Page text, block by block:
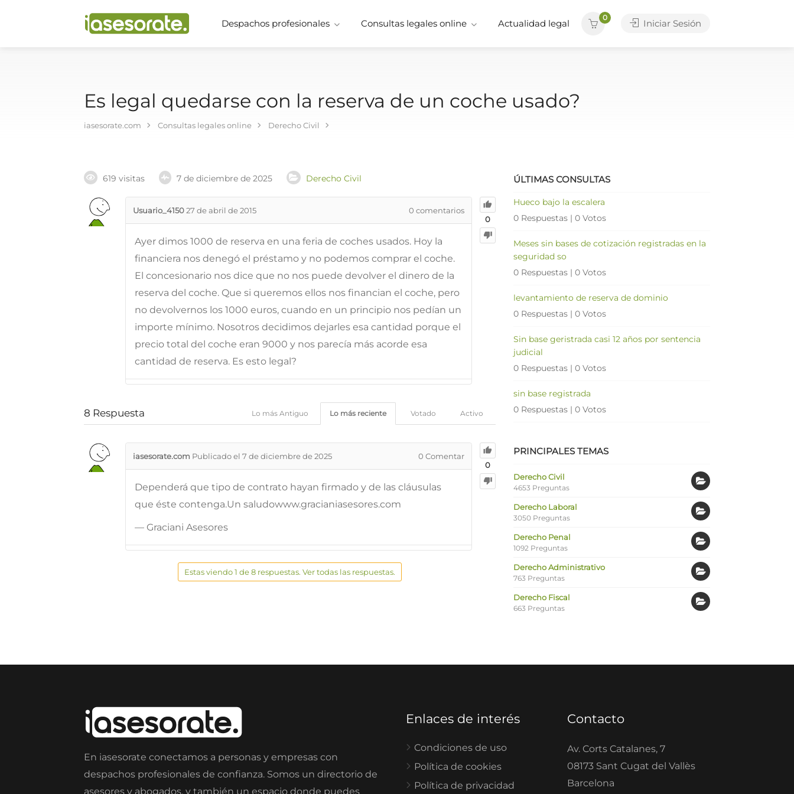
Despachos profesionales Consultas legales online Actualidad legal
0
Iniciar Sesión
Es legal quedarse con la reserva de un coche usado?
iasesorate.com Consultas legales online Derecho Civil
619 visitas 7 de diciembre de 2025 Derecho Civil
0
Usuario_415027 de abril de 2015 0 comentarios
Ayer dimos 1000 de reserva en una feria de coches usados. Hoy la
financiera nos denegó el préstamo y no podemos comprar el coche.
El concesionario nos dice que no nos puede devolver el dinero de la
reserva del coche. Que si queremos ellos nos financian el coche, pero
no devolvernos los 1000 euros, cuando en un principio nos pedían un
importe mínimo. Nosotros decidimos dejarles esa cantidad porque el
precio total del coche eran 9000 y nos parecía más acorde esa
cantidad de reserva. Es esto legal?
8 Respuesta Activo
Votado
Lo más reciente
Lo más Antiguo
0
iasesorate.com Publicado el 7 de diciembre de 2025 0 Comentar
Dependerá que tipo de contrato hayan firmado y de las cláusulas
que éste contenga.Un saludowww.gracianiasesores.com
— Graciani Asesores
Estas viendo 1 de 8 respuestas. Ver todas las respuestas.
ÚLTIMAS CONSULTAS
Hueco bajo la escalera
0 Respuestas | 0 Votos
Meses sin bases de cotización registradas en la
seguridad so
0 Respuestas | 0 Votos
levantamiento de reserva de dominio
0 Respuestas | 0 Votos
Sin base geristrada casi 12 años por sentencia
judicial
0 Respuestas | 0 Votos
sin base registrada
0 Respuestas | 0 Votos
PRINCIPALES TEMAS
Derecho Civil
4653 Preguntas
Derecho Laboral
3050 Preguntas
Derecho Penal
1092 Preguntas
Derecho Administrativo
763 Preguntas
Derecho Fiscal
663 Preguntas
En iasesorate conectamos a personas y empresas con
despachos profesionales de confianza. Somos un directorio de
asesores y abogados, y también un espacio donde puedes
Enlaces de interés
Condiciones de uso
Política de cookies
Política de privacidad
Contacto
Av. Corts Catalanes, 7
08173 Sant Cugat del Vallès
Barcelona